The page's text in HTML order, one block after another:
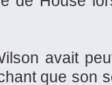
avait
que son